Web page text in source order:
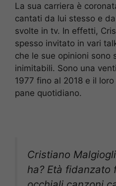
La sua carriera è
cantati da lui stesso e
svolte in tv. In effetti,
spesso invitato in vari
che le sue opinioni sono
inimitabili. Sono una
1977 fino al 2018 e il
pane quotidiano.
Cristiano
ha? Età fidanzato